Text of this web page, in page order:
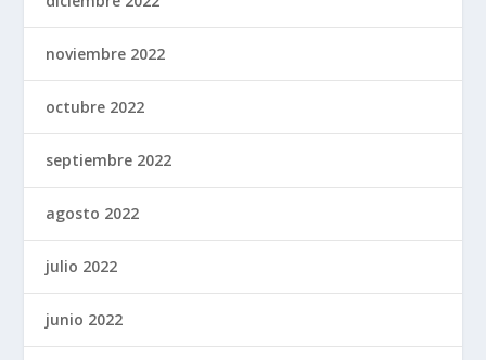
noviembre 2022
octubre 2022
septiembre 2022
agosto 2022
julio 2022
junio 2022